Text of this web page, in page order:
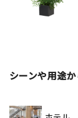
シーンや用途